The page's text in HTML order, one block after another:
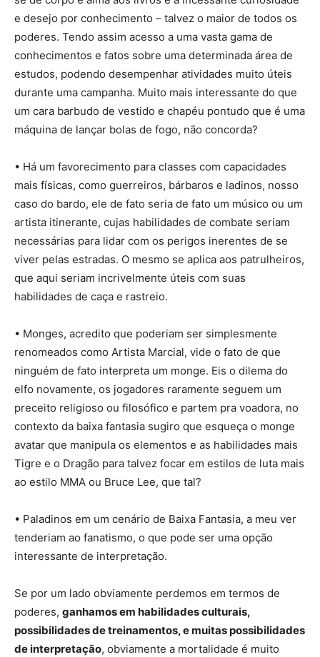
e desejo por conhecimento – talvez o maior de todos os
poderes. Tendo assim acesso a uma vasta gama de
conhecimentos e fatos sobre uma determinada área de
estudos, podendo desempenhar atividades muito úteis
durante uma campanha. Muito mais interessante do que
um cara barbudo de vestido e chapéu pontudo que é uma
máquina de lançar bolas de fogo, não concorda?
• Há um favorecimento para classes com capacidades
mais físicas, como guerreiros, bárbaros e ladinos, nosso
caso do bardo, ele de fato seria de fato um músico ou um
artista itinerante, cujas habilidades de combate seriam
necessárias para lidar com os perigos inerentes de se
viver pelas estradas. O mesmo se aplica aos patrulheiros,
que aqui seriam incrivelmente úteis com suas
habilidades de caça e rastreio.
• Monges, acredito que poderiam ser simplesmente
renomeados como Artista Marcial, vide o fato de que
ninguém de fato interpreta um monge. Eis o dilema do
elfo novamente, os jogadores raramente seguem um
preceito religioso ou filosófico e partem pra voadora, no
contexto da baixa fantasia sugiro que esqueça o monge
avatar que manipula os elementos e as habilidades mais
Tigre e o Dragão para talvez focar em estilos de luta mais
ao estilo MMA ou Bruce Lee, que tal?
• Paladinos em um cenário de Baixa Fantasia, a meu ver
tenderiam ao fanatismo, o que pode ser uma opção
interessante de interpretação.
Se por um lado obviamente perdemos em termos de
poderes, ganhamos em habilidades culturais,
possibilidades de treinamentos, e muitas possibilidades
de interpretação, obviamente a mortalidade é muito